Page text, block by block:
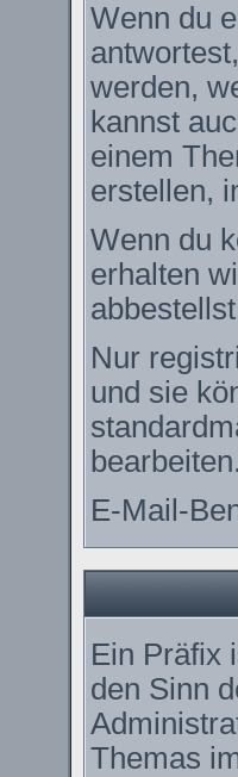
Wenn du
werden,
kannst
einem
erstellen,
Wenn du
erhalten
Nur
und sie
bearbeiten.
E-Mail-
Ein Präfix
den Sinn
Themas